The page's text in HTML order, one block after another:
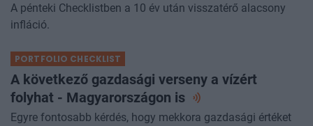
A pénteki Checklistben a 10 év után visszatérő alacsony
infláció.
PORTFOLIO CHECKLIST
A következő gazdasági verseny a vízért
folyhat - Magyarországon is
Egyre fontosabb kérdés, hogy mekkora gazdasági értéket